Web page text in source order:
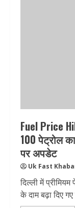
Fuel Price
100 पेट्रोल
पर अपडेट
Uk Fast
दिल्ली में
के दाम बढ़ा दिए